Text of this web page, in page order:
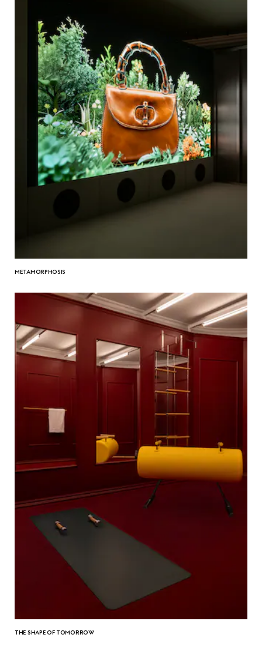
METAMORPHOSIS
THE SHAPE OF TOMORROW